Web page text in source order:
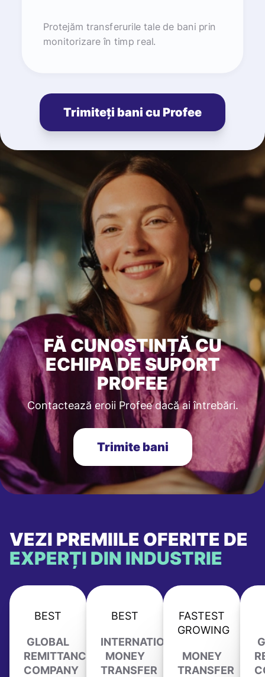
Protejăm transferurile tale de bani prin
monitorizare în timp real.
Trimiteți bani cu Profee
FĂ CUNOȘTINȚĂ CU
ECHIPA DE SUPORT
PROFEE
Contactează eroii Profee dacă ai întrebări.
Trimite bani
VEZI PREMIILE OFERITE DE
EXPERȚI DIN INDUSTRIE
BEST
GLOBAL
REMITTANCE
COMPANY
BEST
INTERNATIONAL
MONEY
TRANSFER
FASTEST
GROWING
MONEY
TRANSFER